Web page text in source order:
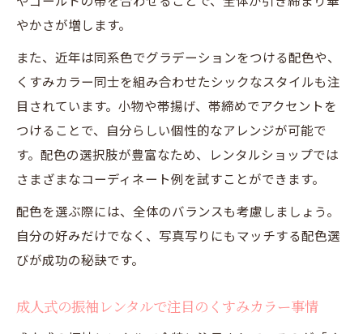
やかさが増します。
また、近年は同系色でグラデーションをつける配色や、
くすみカラー同士を組み合わせたシックなスタイルも注
目されています。小物や帯揚げ、帯締めでアクセントを
つけることで、自分らしい個性的なアレンジが可能で
す。配色の選択肢が豊富なため、レンタルショップでは
さまざまなコーディネート例を試すことができます。
配色を選ぶ際には、全体のバランスも考慮しましょう。
自分の好みだけでなく、写真写りにもマッチする配色選
びが成功の秘訣です。
成人式の振袖レンタルで注目のくすみカラー事情